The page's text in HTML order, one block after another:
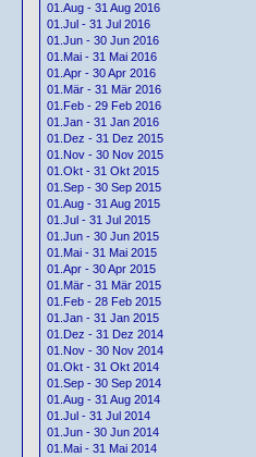
01.Aug - 31 Aug 2016
01.Jul - 31 Jul 2016
01.Jun - 30 Jun 2016
01.Mai - 31 Mai 2016
01.Apr - 30 Apr 2016
01.Mär - 31 Mär 2016
01.Feb - 29 Feb 2016
01.Jan - 31 Jan 2016
01.Dez - 31 Dez 2015
01.Nov - 30 Nov 2015
01.Okt - 31 Okt 2015
01.Sep - 30 Sep 2015
01.Aug - 31 Aug 2015
01.Jul - 31 Jul 2015
01.Jun - 30 Jun 2015
01.Mai - 31 Mai 2015
01.Apr - 30 Apr 2015
01.Mär - 31 Mär 2015
01.Feb - 28 Feb 2015
01.Jan - 31 Jan 2015
01.Dez - 31 Dez 2014
01.Nov - 30 Nov 2014
01.Okt - 31 Okt 2014
01.Sep - 30 Sep 2014
01.Aug - 31 Aug 2014
01.Jul - 31 Jul 2014
01.Jun - 30 Jun 2014
01.Mai - 31 Mai 2014